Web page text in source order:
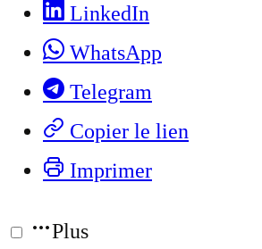
LinkedIn
WhatsApp
Telegram
Copier le lien
Imprimer
Plus